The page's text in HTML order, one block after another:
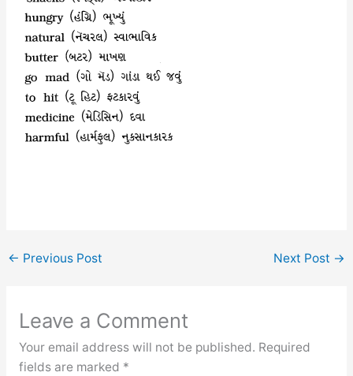
← Previous Post Next Post →
Leave a Comment
Your email address will not be published. Required
fields are marked *